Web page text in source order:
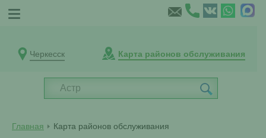
Черкесск Карта районов обслуживания
Главная Карта районов обслуживания